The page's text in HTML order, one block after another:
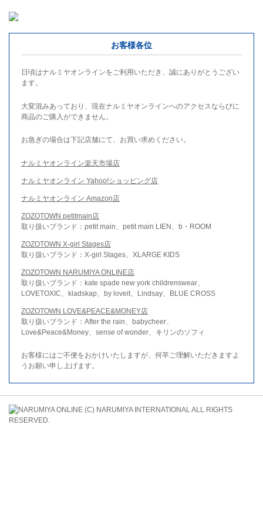
お客様各位
日頃はナルミヤオンラインをご利用いただき、誠にありがとうござい
ます。
大変混みあっており、現在ナルミヤオンラインへのアクセスならびに
商品のご購入ができません。
お急ぎの場合は下記店舗にて、お買い求めください。
ナルミヤオンライン楽天市場店
ナルミヤオンライン Yahoo!ショッピング店
ナルミヤオンライン Amazon店
ZOZOTOWN petitmain店
取り扱いブランド：petit main、petit main LIEN、b・ROOM
ZOZOTOWN X-girl Stages店
取り扱いブランド：X-girl Stages、XLARGE KIDS
ZOZOTOWN NARUMIYA ONLINE店
取り扱いブランド：kate spade new york childrenswear、
LOVETOXIC、kladskap、by loveit、Lindsay、BLUE CROSS
ZOZOTOWN LOVE&PEACE&MONEY店
取り扱いブランド：After the rain、babycheer、
Love&Peace&Money、sense of wonder、キリンのソフィ
お客様にはご不便をおかけいたしますが、何卒ご理解いただきますよ
うお願い申し上げます。